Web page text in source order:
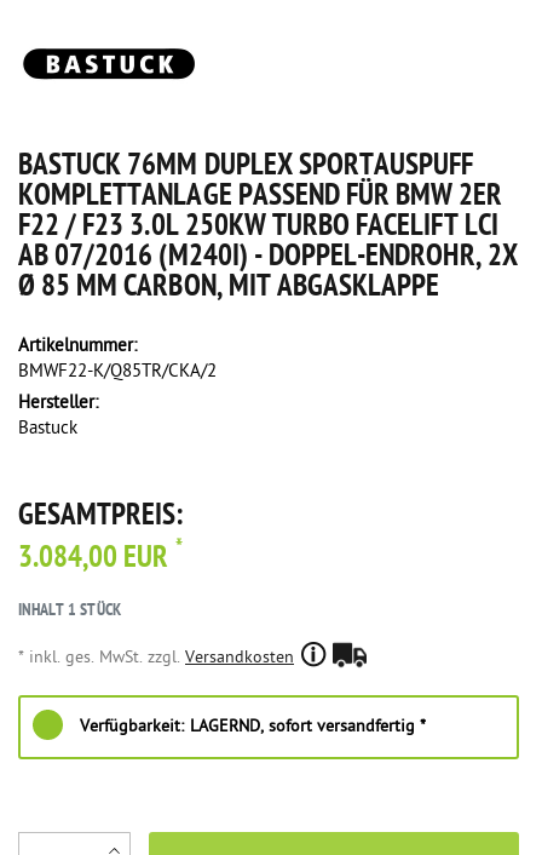
BASTUCK 76MM DUPLEX SPORTAUSPUFF
KOMPLETTANLAGE PASSEND FÜR BMW 2ER
F22 / F23 3.0L 250KW TURBO FACELIFT LCI
AB 07/2016 (M240I) - DOPPEL-ENDROHR, 2X
Ø 85 MM CARBON, MIT ABGASKLAPPE
Artikelnummer:
BMWF22-K/Q85TR/CKA/2
Hersteller:
Bastuck
GESAMTPREIS:
3.084,00 EUR *
INHALT 1STÜCK
* inkl. ges. MwSt. zzgl. Versandkosten
Verfügbarkeit: LAGERND, sofort versandfertig *